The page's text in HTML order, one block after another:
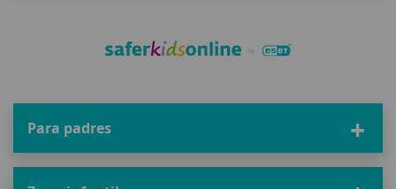
Para padres